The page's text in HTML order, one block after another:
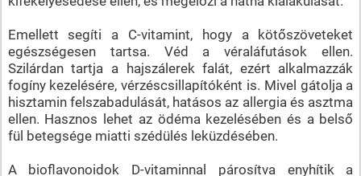
Emellett segíti a C-vitamint, hogy a kötőszöveteket
egészségesen tartsa. Véd a véraláfutások ellen.
Szilárdan tartja a hajszálerek falát, ezért alkalmazzák
fogíny kezelésére, vérzéscsillapítóként is. Mivel gátolja a
hisztamin felszabadulását, hatásos az allergia és asztma
ellen. Hasznos lehet az ödéma kezelésében és a belső
fül betegsége miatti szédülés leküzdésében.
A bioflavonoidok D-vitaminnal párosítva enyhítik a